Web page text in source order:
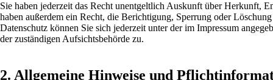
Sie haben jederzeit das Recht unentgeltlich Auskunft über Herkunft,
haben außerdem ein Recht, die Berichtigung, Sperrung oder
Datenschutz können Sie sich jederzeit unter der im Impressum
der zuständigen Aufsichtsbehörde zu.
2. Allgemeine Hinweise und